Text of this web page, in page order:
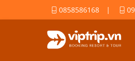
0858586168 |